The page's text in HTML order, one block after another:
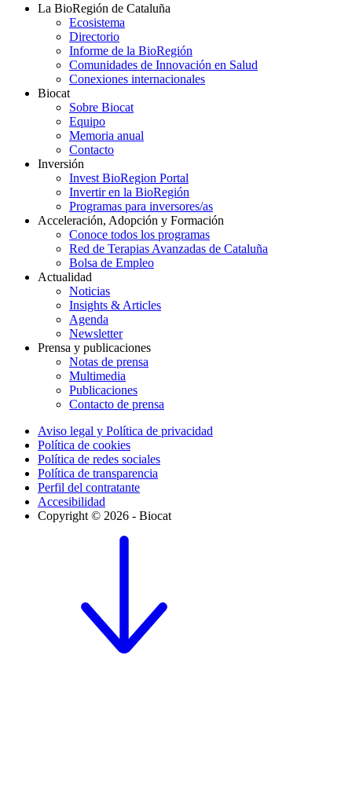
La BioRegión de Cataluña
Ecosistema
Directorio
Informe de la BioRegión
Comunidades de Innovación en Salud
Conexiones internacionales
Biocat
Sobre Biocat
Equipo
Memoria anual
Contacto
Inversión
Invest BioRegion Portal
Invertir en la BioRegión
Programas para inversores/as
Acceleración, Adopción y Formación
Conoce todos los programas
Red de Terapias Avanzadas de Cataluña
Bolsa de Empleo
Actualidad
Noticias
Insights & Articles
Agenda
Newsletter
Prensa y publicaciones
Notas de prensa
Multimedia
Publicaciones
Contacto de prensa
Aviso legal y Política de privacidad
Política de cookies
Política de redes sociales
Política de transparencia
Perfil del contratante
Accesibilidad
Copyright © 2026 - Biocat